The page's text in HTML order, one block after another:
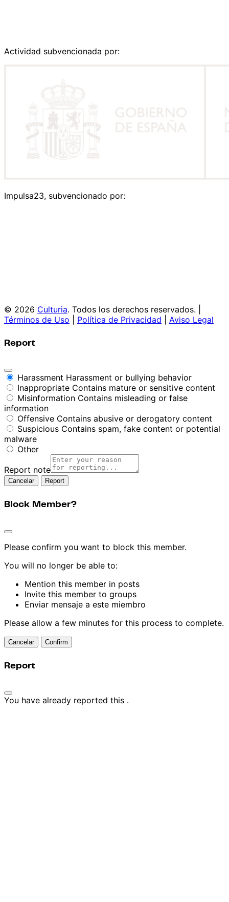
Actividad subvencionada por:
Impulsa23, subvencionado por:
© 2026 Culturia. Todos los derechos reservados. |
Términos de Uso
Política de Privacidad Aviso Legal
Report
Harassment Harassment or bullying behavior
Inappropriate Contains mature or sensitive content
Misinformation Contains misleading or false
information
Offensive Contains abusive or derogatory content
Suspicious Contains spam, fake content or potential
malware
Other
Report note
Report
Block Member?
Please confirm you want to block this member.
You will no longer be able to:
Mention this member in posts
Invite this member to groups
Enviar mensaje a este miembro
Please allow a few minutes for this process to complete.
Confirm
Report
You have already reported this .